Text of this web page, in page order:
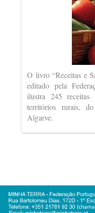
O livro “Receitas e
editado pela
ilustra 245
territórios rurais,
Algarve.